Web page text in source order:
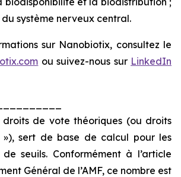
système nerveux central.
sur Nanobiotix, consultez le
ou suivez-nous sur LinkedIn
de vote théoriques (ou droits
sert de base de calcul pour les
de seuils. Conformément à l’article
Général de l’AMF, ce nombre est